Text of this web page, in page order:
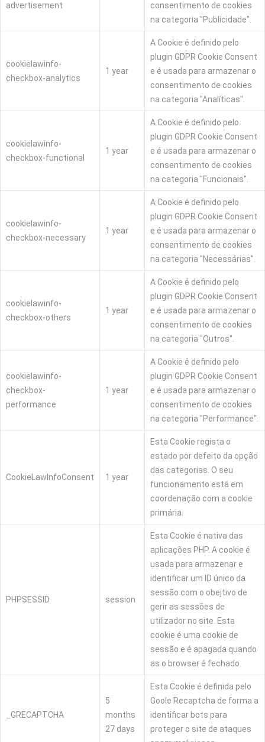
advertisement
consentimento de cookies
na categoria "Publicidade".
cookielawinfo-
checkbox-analytics
1 year
A Cookie é definido pelo
plugin GDPR Cookie Consent
e é usada para armazenar o
consentimento de cookies
na categoria "Analíticas".
cookielawinfo-
checkbox-functional
1 year
A Cookie é definido pelo
plugin GDPR Cookie Consent
e é usada para armazenar o
consentimento de cookies
na categoria "Funcionais".
cookielawinfo-
checkbox-necessary
1 year
A Cookie é definido pelo
plugin GDPR Cookie Consent
e é usada para armazenar o
consentimento de cookies
na categoria "Necessárias".
cookielawinfo-
checkbox-others
1 year
A Cookie é definido pelo
plugin GDPR Cookie Consent
e é usada para armazenar o
consentimento de cookies
na categoria "Outros".
cookielawinfo-
checkbox-
performance
1 year
A Cookie é definido pelo
plugin GDPR Cookie Consent
e é usada para armazenar o
consentimento de cookies
na categoria "Performance".
CookieLawInfoConsent 1 year
Esta Cookie regista o
estado por defeito da opção
das categorias. O seu
funcionamento está em
coordenação com a cookie
primária.
PHPSESSID session
Esta Cookie é nativa das
aplicações PHP. A cookie é
usada para armazenar e
identificar um ID único da
sessão com o obejtivo de
gerir as sessões de
utilizador no site. Esta
cookie é uma cookie de
sessão e é apagada quando
as o browser é fechado.
_GRECAPTCHA
5
months
27 days
Esta Cookie é definida pelo
Goole Recaptcha de forma a
identificar bots para
proteger o site de ataques